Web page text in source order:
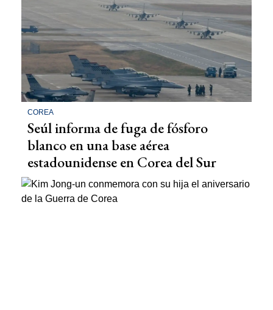
COREA
Seúl informa de fuga de fósforo
blanco en una base aérea
estadounidense en Corea del Sur